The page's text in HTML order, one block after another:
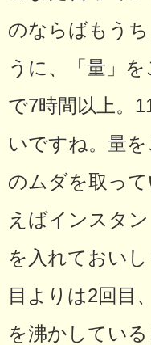
のならばもう
うに、「量」
で7時間以上。
いですね。量
のムダを取っ
えばインスタ
を入れておい
目よりは2回目
を沸かしてい